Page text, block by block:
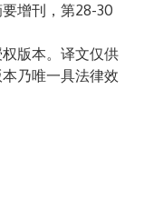
增刊，第28-30
版本。译文仅供
乃唯一具法律效